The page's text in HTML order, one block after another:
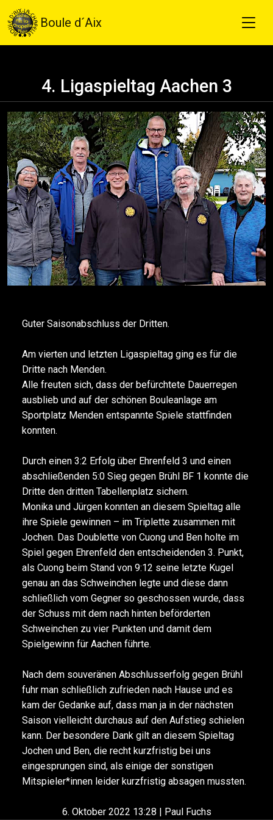
Boule d´Aix
4. Ligaspieltag Aachen 3
Guter Saisonabschluss der Dritten.
Am vierten und letzten Ligaspieltag ging es für die
Dritte nach Menden.
Alle freuten sich, dass der befürchtete Dauerregen
ausblieb und auf der schönen Bouleanlage am
Sportplatz Menden entspannte Spiele stattfinden
konnten.
Durch einen 3:2 Erfolg über Ehrenfeld 3 und einen
abschließenden 5:0 Sieg gegen Brühl BF 1 konnte die
Dritte den dritten Tabellenplatz sichern.
Monika und Jürgen konnten an diesem Spieltag alle
ihre Spiele gewinnen – im Triplette zusammen mit
Jochen. Das Doublette von Cuong und Ben holte im
Spiel gegen Ehrenfeld den entscheidenden 3. Punkt,
als Cuong beim Stand von 9:12 seine letzte Kugel
genau an das Schweinchen legte und diese dann
schließlich vom Gegner so geschossen wurde, dass
der Schuss mit dem nach hinten beförderten
Schweinchen zu vier Punkten und damit dem
Spielgewinn für Aachen führte.
Nach dem souveränen Abschlusserfolg gegen Brühl
fuhr man schließlich zufrieden nach Hause und es
kam der Gedanke auf, dass man ja in der nächsten
Saison vielleicht durchaus auf den Aufstieg schielen
kann. Der besondere Dank gilt an diesem Spieltag
Jochen und Ben, die recht kurzfristig bei uns
eingesprungen sind, als einige der sonstigen
Mitspieler*innen leider kurzfristig absagen mussten.
6. Oktober 2022 13:28 | Paul Fuchs